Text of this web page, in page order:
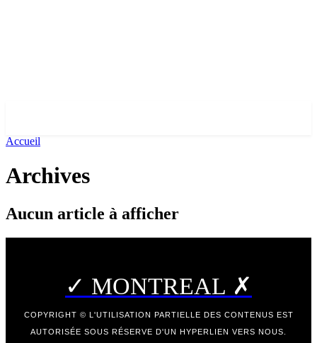
Accueil
Archives
Aucun article à afficher
✓ MONTREAL ✗
COPYRIGHT © L'UTILISATION PARTIELLE DES CONTENUS EST
AUTORISÉE SOUS RÉSERVE D'UN HYPERLIEN VERS NOUS.